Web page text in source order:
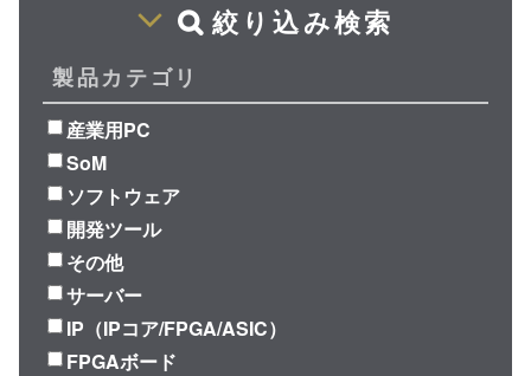
絞り込み検索
製品カテゴリ
産業用PC
SoM
ソフトウェア
開発ツール
その他
サーバー
IP（IPコア/FPGA/ASIC）
FPGAボード